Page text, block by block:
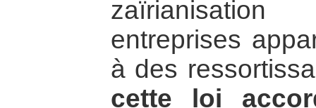
entreprises
à des
cette loi